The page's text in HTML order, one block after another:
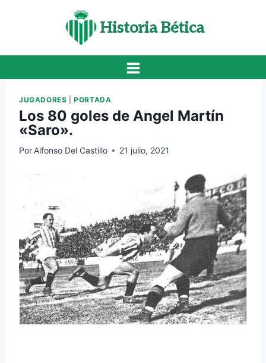
Historia Bética
JUGADORES |PORTADA
Los 80 goles de Angel Martín
«Saro».
Por Alfonso Del Castillo 21 julio, 2021